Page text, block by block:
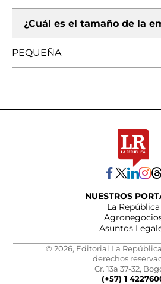
¿Cuál es el tamaño de la
PEQUEÑA
NUESTROS
La República
Asuntos
© 2026, Editorial La República
derechos
Cr. 13a 37-32,
(+57) 1